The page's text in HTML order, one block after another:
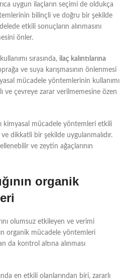
uygun ilaçların seçimi de oldukça
bilinçli ve doğru bir şekilde
etkili sonuçların alınmasını
önler.
sırasında, ilaç kalıntılarına
ve suya karışmasının önlenmesi
mücadele yöntemlerinin kullanımı
ve çevreye zarar verilmemesine özen
kimyasal mücadele yöntemleri etkili
dikkatli bir şekilde uygulanmalıdır.
ve zeytin ağaçlarının
organik
olumsuz etkileyen ve verimi
organik mücadele yöntemleri
da kontrol altına alınması
en etkili olanlarından biri, zararlı